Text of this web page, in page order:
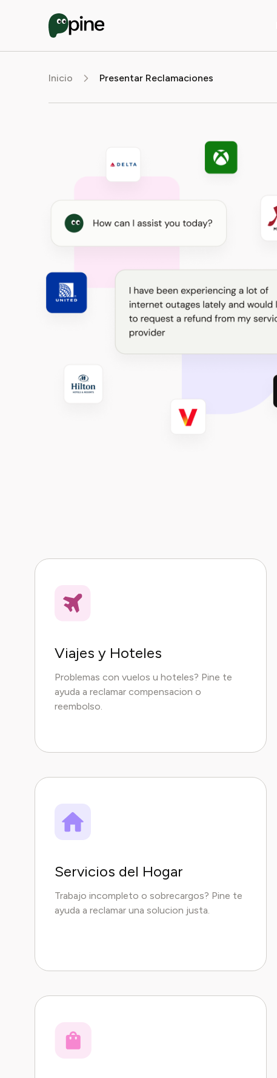
Inicio Presentar Reclamaciones
Viajes y Hoteles
Problemas con vuelos u hoteles? Pine te
ayuda a reclamar compensacion o
reembolso.
Servicios del Hogar
Trabajo incompleto o sobrecargos? Pine te
ayuda a reclamar una solucion justa.